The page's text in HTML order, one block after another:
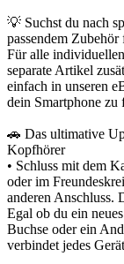
💡 Suchst du nach
passendem
Für alle
separate Artikel
einfach in unseren
dein Smartphone zu
🚗 Das ultimative
Kopfhörer
• Schluss mit dem
oder im
anderen Anschluss.
Egal ob du ein
Buchse oder ein
verbindet jedes